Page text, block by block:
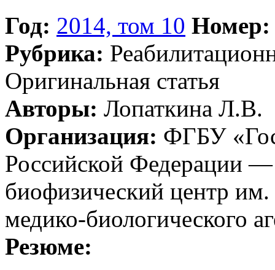
Год: 2014, том 10 Номер:
Рубрика:
Оригинальная статья
Авторы: Лопаткина Л.В.
Организация: ФГБУ
Российской Федерации
биофизический центр
медико-биологического
Резюме: